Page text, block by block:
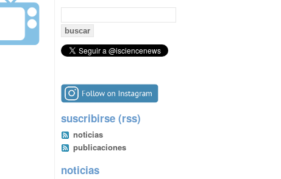
búsqueda:
suscribirse (rss)
noticias
publicaciones
noticias